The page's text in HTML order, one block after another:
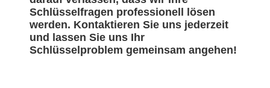
Schlüsselfragen professionell lösen
werden. Kontaktieren Sie uns jederzeit
und lassen Sie uns Ihr
Schlüsselproblem gemeinsam angehen!